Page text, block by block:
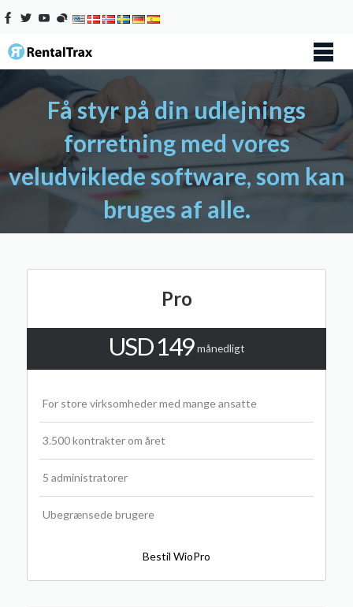
Få styr på din udlejnings
forretning med vores
veludviklede software, som kan
bruges af alle.
Pro
USD 149månedligt
For store virksomheder med mange ansatte
3.500 kontrakter om året
5 administratorer
Ubegrænsede brugere
Bestil WioPro